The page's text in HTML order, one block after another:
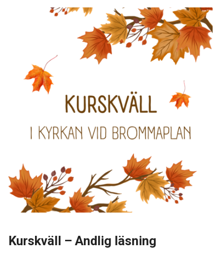
Kurskväll – Andlig läsning